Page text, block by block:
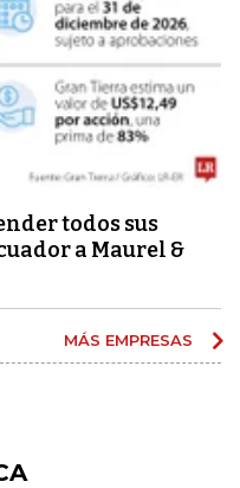
todos sus
a Maurel &
MÁS EMPRESAS